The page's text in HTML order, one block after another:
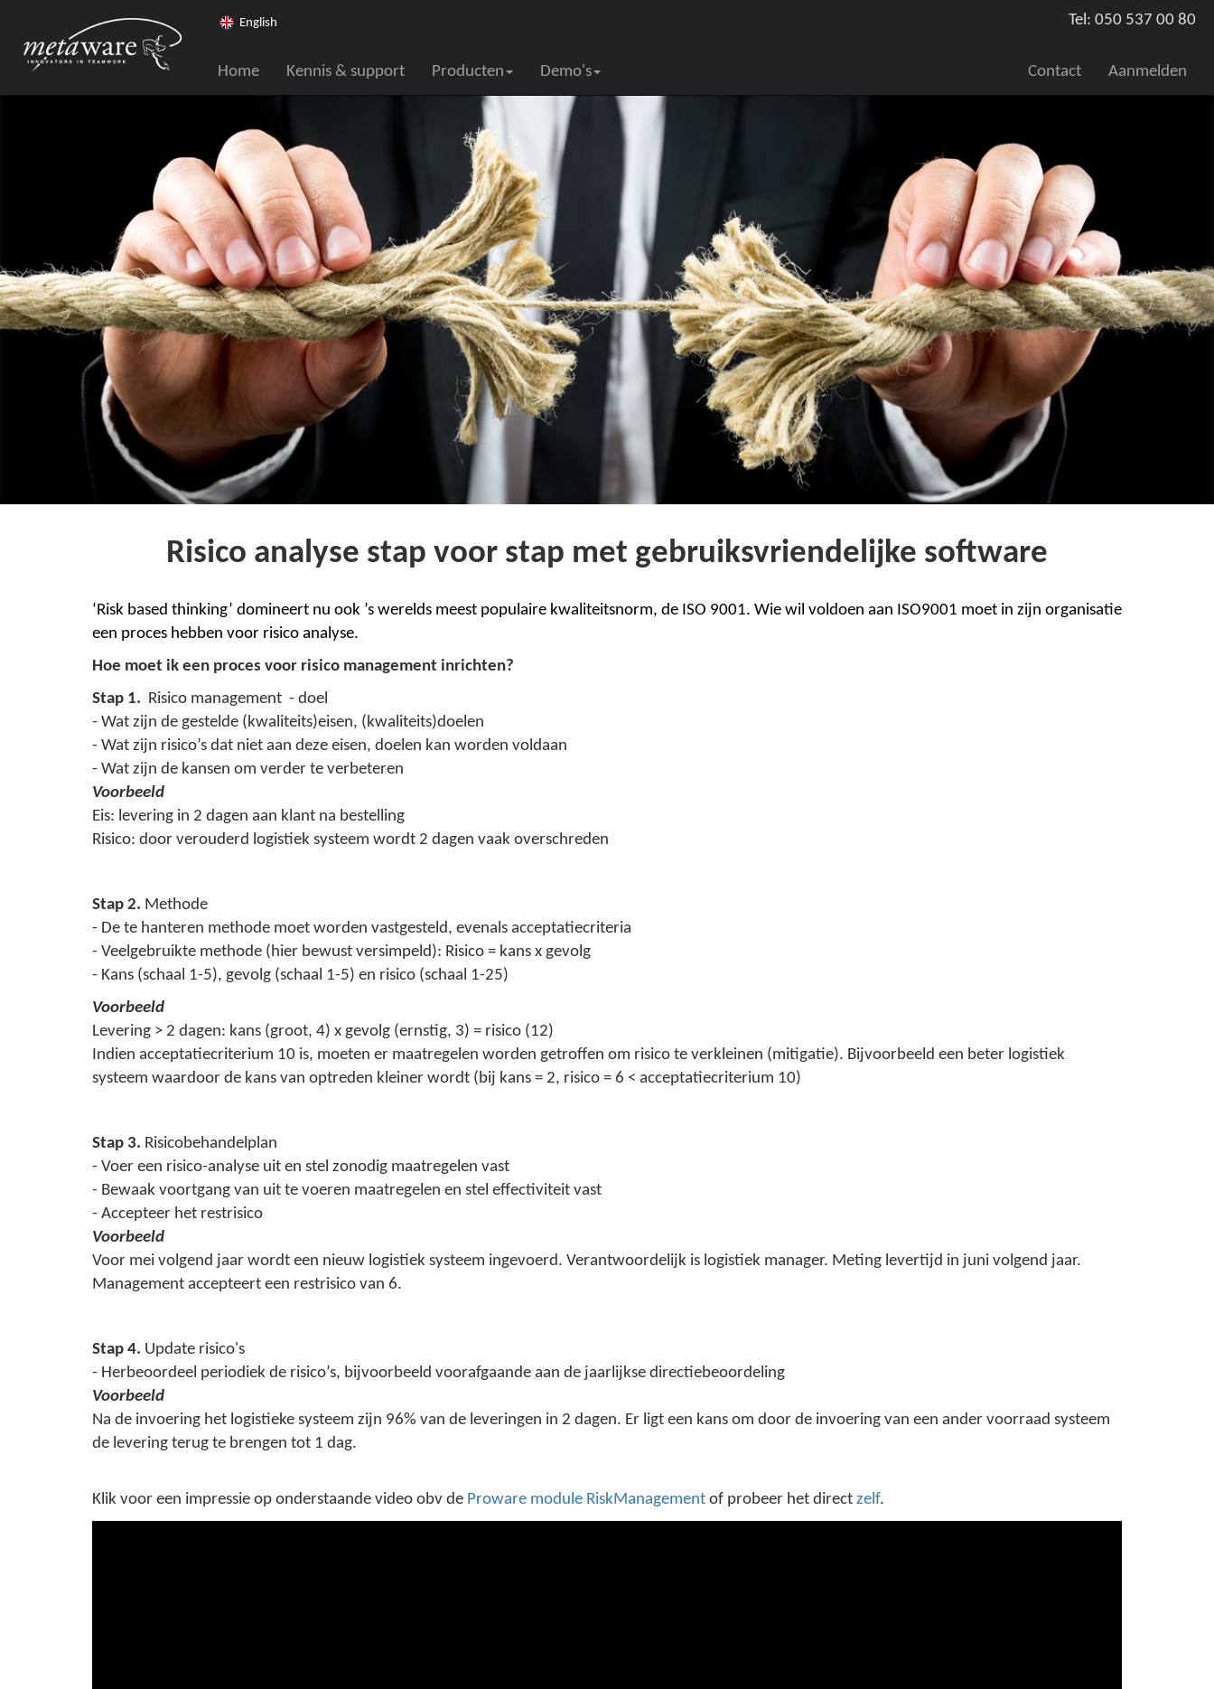
English Tel: 050 537 00 80
Home Kennis & support Producten Demo's Contact Aanmelden
Risico analyse stap voor stap met gebruiksvriendelijke software
‘Risk based thinking’ domineert nu ook ’s werelds meest populaire kwaliteitsnorm, de ISO 9001. Wie wil voldoen aan ISO9001 moet in zijn organisatie
een proces hebben voor risico analyse.
Hoe moet ik een proces voor risico management inrichten?
Stap 1. Risico management - doel
- Wat zijn de gestelde (kwaliteits)eisen, (kwaliteits)doelen
- Wat zijn risico’s dat niet aan deze eisen, doelen kan worden voldaan
- Wat zijn de kansen om verder te verbeteren
Voorbeeld
Eis: levering in 2 dagen aan klant na bestelling
Risico: door verouderd logistiek systeem wordt 2 dagen vaak overschreden
Stap 2. Methode
- De te hanteren methode moet worden vastgesteld, evenals acceptatiecriteria
- Veelgebruikte methode (hier bewust versimpeld): Risico = kans x gevolg
- Kans (schaal 1-5), gevolg (schaal 1-5) en risico (schaal 1-25)
Voorbeeld
Levering > 2 dagen: kans (groot, 4) x gevolg (ernstig, 3) = risico (12)
Indien acceptatiecriterium 10 is, moeten er maatregelen worden getroffen om risico te verkleinen (mitigatie). Bijvoorbeeld een beter logistiek
systeem waardoor de kans van optreden kleiner wordt (bij kans = 2, risico = 6 < acceptatiecriterium 10)
Stap 3. Risicobehandelplan
- Voer een risico-analyse uit en stel zonodig maatregelen vast
- Bewaak voortgang van uit te voeren maatregelen en stel effectiviteit vast
- Accepteer het restrisico
Voorbeeld
Voor mei volgend jaar wordt een nieuw logistiek systeem ingevoerd. Verantwoordelijk is logistiek manager. Meting levertijd in juni volgend jaar.
Management accepteert een restrisico van 6.
Stap 4. Update risico's
- Herbeoordeel periodiek de risico’s, bijvoorbeeld voorafgaande aan de jaarlijkse directiebeoordeling
Voorbeeld
Na de invoering het logistieke systeem zijn 96% van de leveringen in 2 dagen. Er ligt een kans om door de invoering van een ander voorraad systeem
de levering terug te brengen tot 1 dag.
Klik voor een impressie op onderstaande video obv de Proware module RiskManagement of probeer het direct zelf.